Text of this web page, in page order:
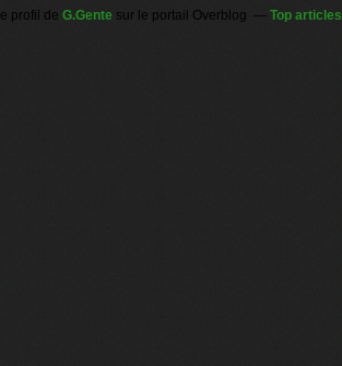
profil de G.Gente sur le portail Overblog Top articles